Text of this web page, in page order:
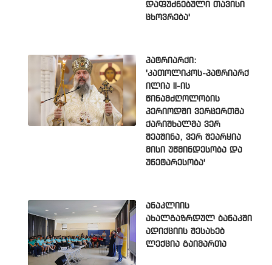
დაფუძნებული თავისი
ცხოვრება'
პატრიარქი:
'კათოლიკოს-პატრიარქ
ილია II-ის
წინამძღოლობის
პერიოდში ვერცერთმა
ქარიშხალმა ვერ
შეაშინა, ვერ შეარყია
მისი უწმინდესობა და
უნეტარესობა'
ანაკლიის
ახალგაზრდულ ბანაკში
ადიქციის შესახებ
ლექცია გაიმართა